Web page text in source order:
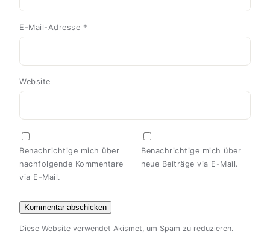
E-Mail-Adresse *
Website
Benachrichtige mich über
nachfolgende Kommentare
via E-Mail.
Benachrichtige mich über
neue Beiträge via E-Mail.
Diese Website verwendet Akismet, um Spam zu reduzieren.